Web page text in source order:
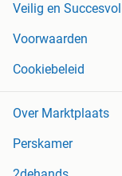
Veilig en Succesvol
Voorwaarden
Cookiebeleid
Over Marktplaats
Perskamer